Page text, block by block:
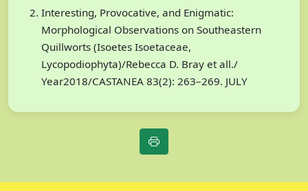
Interesting, Provocative, and Enigmatic:
Morphological Observations on Southeastern
Quillworts (Isoetes Isoetaceae,
Lycopodiophyta)/Rebecca D. Bray et all./
Year2018/CASTANEA 83(2): 263–269. JULY